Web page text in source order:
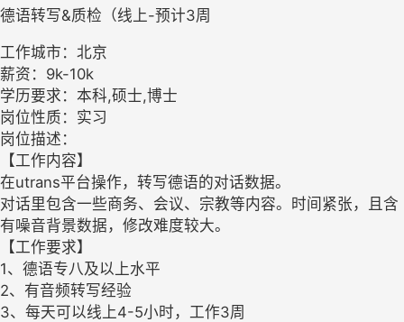
德语转写&质检（线上-预计3周
工作城市：北京
薪资：9k-10k
学历要求：本科,硕士,博士
岗位性质：实习
岗位描述：
【工作内容】
在utrans平台操作，转写德语的对话数据。
对话里包含一些商务、会议、宗教等内容。时间紧张，且含
有噪音背景数据，修改难度较大。
【工作要求】
1、德语专八及以上水平
2、有音频转写经验
3、每天可以线上4-5小时，工作3周